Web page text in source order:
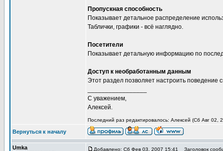
Пропускная способность
Показывает детальное распределение
Таблички, графики - всё наглядно.
Посетители
Показывает детальную информацию по
Доступ к необработанным данным
Этот раздел позволяет настроить
С уважением,
Алексей.
Последний раз редактировалось: Алексей (Сб Авг 02,
Вернуться к началу
Umka Добавлено: Сб Фев 03, 2007 15:41 Заголовок